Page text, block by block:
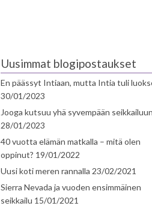
Uusimmat blogipostaukset
En päässyt Intiaan, mutta Intia tuli
30/01/2023
Jooga kutsuu yhä syvempään seikkailuun
28/01/2023
40 vuotta elämän matkalla – mitä olen
oppinut? 19/01/2022
Uusi koti meren rannalla 23/02/2021
Sierra Nevada ja vuoden ensimmäinen
seikkailu 15/01/2021